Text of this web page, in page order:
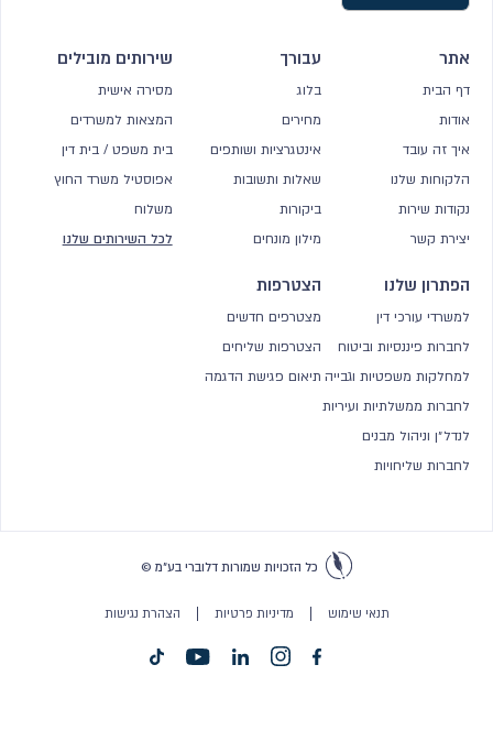
אתר
דף הבית
אודות
איך זה עובד
הלקוחות שלנו
נקודות שירות
יצירת קשר
עבורך
בלוג
מחירים
אינטגרציות ושותפים
שאלות ותשובות
ביקורות
מילון מונחים
שירותים מובילים
מסירה אישית
המצאות למשרדים
בית משפט / בית דין
אפוסטיל משרד החוץ
משלוח
לכל השירותים שלנו
הפתרון שלנו
למשרדי עורכי דין
לחברות פיננסיות וביטוח
למחלקות משפטיות וגבייה
לחברות ממשלתיות ועיריות
לנדל״ן וניהול מבנים
לחברות שליחויות
הצטרפות
מצטרפים חדשים
הצטרפות שליחים
תיאום פגישת הדגמה
כל הזכויות שמורות דלוברי בע״מ ©
תנאי שימוש מדיניות פרטיות הצהרת נגישות